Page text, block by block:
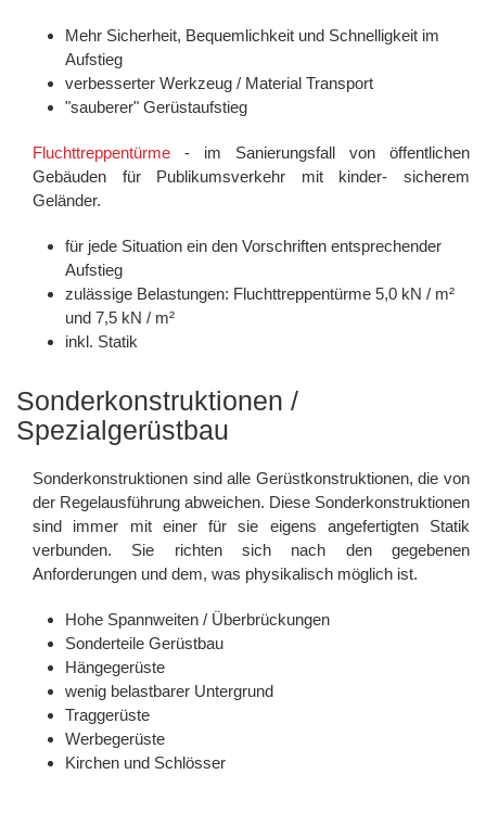
Mehr Sicherheit, Bequemlichkeit und Schnelligkeit im
Aufstieg
verbesserter Werkzeug / Material Transport
"sauberer" Gerüstaufstieg
Fluchttreppentürme - im Sanierungsfall von öffentlichen
Gebäuden für Publikumsverkehr mit kinder- sicherem
Geländer.
für jede Situation ein den Vorschriften entsprechender
Aufstieg
zulässige Belastungen: Fluchttreppentürme 5,0 kN / m²
und 7,5 kN / m²
inkl. Statik
Sonderkonstruktionen /
Spezialgerüstbau
Sonderkonstruktionen sind alle Gerüstkonstruktionen, die von
der Regelausführung abweichen. Diese Sonderkonstruktionen
sind immer mit einer für sie eigens angefertigten Statik
verbunden. Sie richten sich nach den gegebenen
Anforderungen und dem, was physikalisch möglich ist.
Hohe Spannweiten / Überbrückungen
Sonderteile Gerüstbau
Hängegerüste
wenig belastbarer Untergrund
Traggerüste
Werbegerüste
Kirchen und Schlösser